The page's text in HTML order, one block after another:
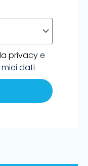
privacye
dati